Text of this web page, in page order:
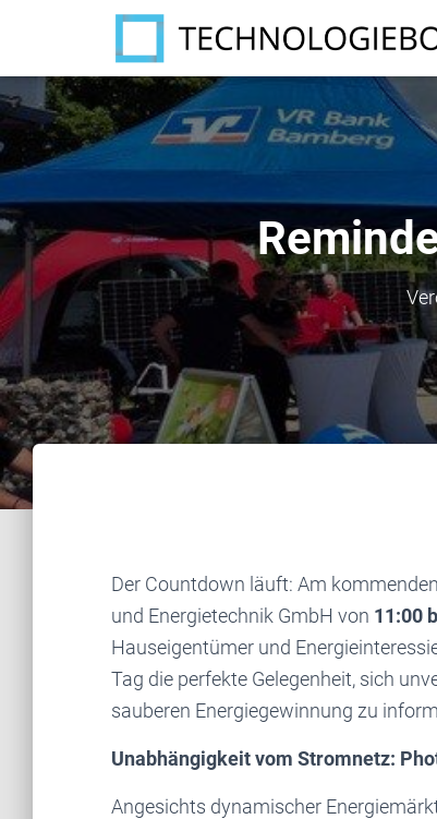
Der Countdown läuft: Am kommenden
und Energietechnik GmbH von 11:00
Hauseigentümer und
Tag die perfekte Gelegenheit, sich
sauberen Energiegewinnung zu
Unabhängigkeit vom Stromnetz:
Angesichts dynamischer